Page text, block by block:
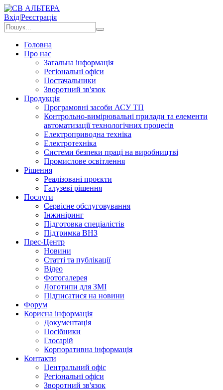
Вхід|Реєстрація
Головна
Про нас
Загальна інформація
Регіональні офіси
Постачальники
Зворотний зв'язок
Продукція
Програмовні засоби АСУ ТП
Контрольно-вимірювальні прилади та елементи
автоматизації технологічних процесів
Електроприводна техніка
Електротехніка
Системи безпеки праці на виробництві
Промислове освітлення
Рішення
Реалізовані проєкти
Галузеві рішення
Послуги
Сервісне обслуговування
Інжиніринг
Підготовка спеціалістів
Підтримка ВНЗ
Прес-Центр
Новини
Статті та публікації
Відео
Фотогалерея
Логотипи для ЗМІ
Підписатися на новини
Форум
Корисна інформація
Документація
Посібники
Глосарій
Корпоративна інформація
Контакти
Центральний офіс
Регіональні офіси
Зворотний зв'язок